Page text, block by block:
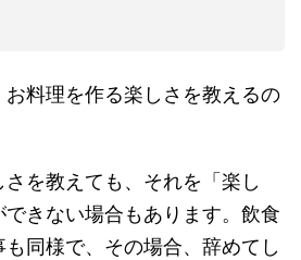
料理を作る楽しさを教えるの
を教えても、それを「楽し
きない場合もあります。飲食
同様で、その場合、辞めてし